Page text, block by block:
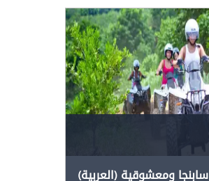
(العربية) سابنجا ومعشوقية